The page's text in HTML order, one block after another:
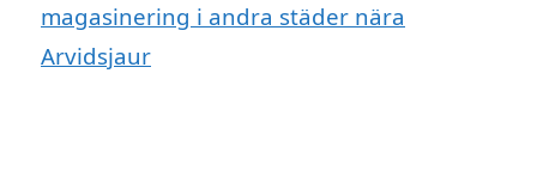
magasinering i andra städer nära
Arvidsjaur